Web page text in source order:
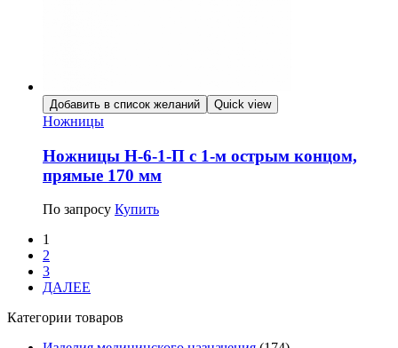
Добавить в список желаний Quick view
Ножницы
Ножницы Н-6-1-П с 1-м острым концом,
прямые 170 мм
По запросу Купить
1
2
3
ДАЛЕЕ
Категории товаров